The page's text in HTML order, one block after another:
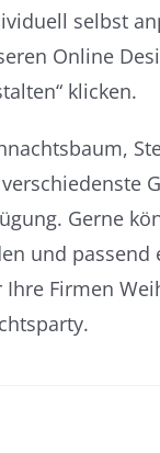
selbst
Online
klicken.
verschiedenste
Gerne
und passend
Ihre Firmen